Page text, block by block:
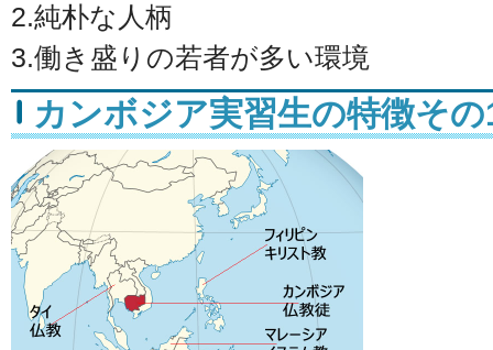
2.純朴な人柄
3.働き盛りの若者が多い環境
カンボジア実習生の特徴そ